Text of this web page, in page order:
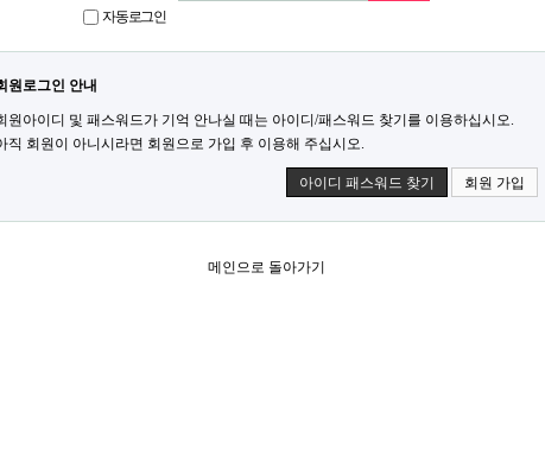
자동로그인
원로그인 안내
원아이디 및 패스워드가 기억 안나실 때는 아이디/패스워드 찾기를 이용하십시오.
직 회원이 아니시라면 회원으로 가입 후 이용해 주십시오.
아이디 패스워드 찾기 회원 가입
메인으로 돌아가기